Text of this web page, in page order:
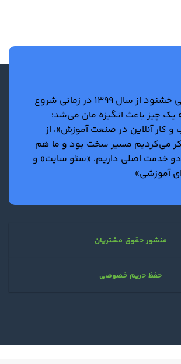
آکادمی زندگی خشنود از سال 1399 در زمانی شروع
یک چیز باعث انگیزه مان می‌شد؛
کار آنلاین در صنعت آموزش»، از
می‌کردیم مسیر سخت بود و ما هم
خدمت اصلی داریم، «سئو سایت» و
آموزشی»
منشور حقوق مشتریان
حفظ حریم خصوصی